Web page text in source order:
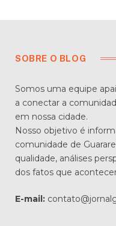
SOBRE O BLOG
Somos uma equipe
a conectar a
em nossa cidade.
Nosso objetivo é
comunidade de
qualidade, análises
dos fatos que
E-mail: